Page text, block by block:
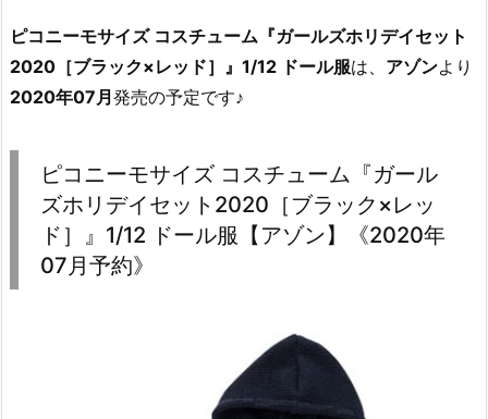
ピコニーモサイズ コスチューム『ガールズホリデイセット
2020［ブラック×レッド］』1/12 ドール服は、 アゾンより
2020年07月 発売の予定です♪
ピコニーモサイズ コスチューム『ガール
ズホリデイセット2020［ブラック×レッ
ド］』1/12 ドール服【アゾン】《2020年
07月予約》